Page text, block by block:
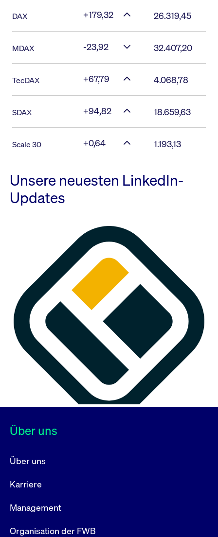
DAX +179,32 26.319,45
MDAX -23,92 32.407,20
TecDAX +67,79 4.068,78
SDAX +94,82 18.659,63
Scale 30 +0,64 1.193,13
Unsere neuesten LinkedIn-
Updates
Über uns
Über uns
Karriere
Management
Organisation der FWB